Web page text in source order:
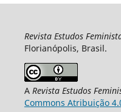
Revista Estudos
Florianópolis, Brasil.
A Revista Estudos
Commons Atribuição